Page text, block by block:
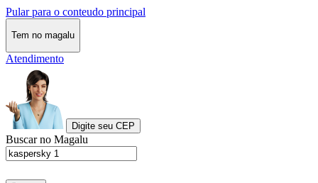
Pular para o conteudo principal
Tem no magalu
Atendimento
Digite seu CEP
Buscar no Magalu